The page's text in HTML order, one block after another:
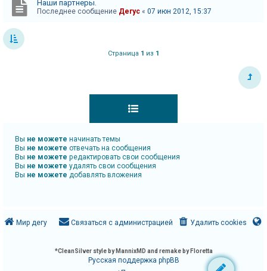
Наши партнеры.
Последнее сообщение Дегус « 07 июн 2012, 15:37
Страница 1 из 1
Вы не можете начинать темы
Вы не можете отвечать на сообщения
Вы не можете редактировать свои сообщения
Вы не можете удалять свои сообщения
Вы не можете добавлять вложения
Мир дегу Удалить cookies
Связаться с администрацией
*CleanSilver style by MannixMD and remake by Floretta
Русская поддержка phpBB